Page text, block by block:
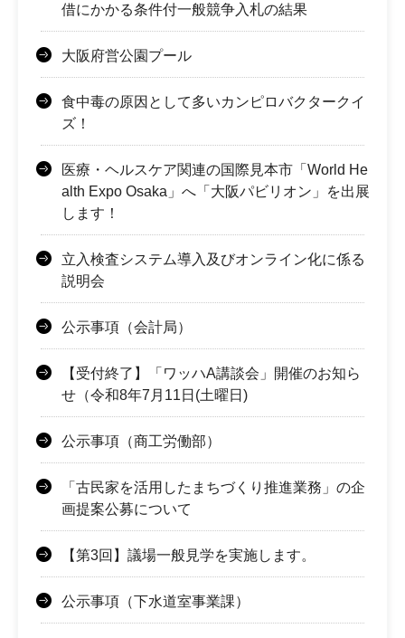
借にかかる条件付一般競争入札の結果
大阪府営公園プール
食中毒の原因として多いカンピロバクタークイ
ズ！
医療・ヘルスケア関連の国際見本市「World He
alth Expo Osaka」へ「大阪パビリオン」を出展
します！
立入検査システム導入及びオンライン化に係る
説明会
公示事項（会計局）
【受付終了】「ワッハA講談会」開催のお知ら
せ（令和8年7月11日(土曜日)
公示事項（商工労働部）
「古民家を活用したまちづくり推進業務」の企
画提案公募について
【第3回】議場一般見学を実施します。
公示事項（下水道室事業課）